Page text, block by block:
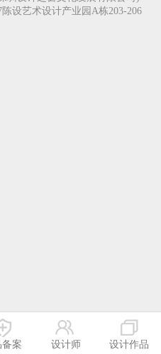
设艺术设计产业园A栋203-206
案 设计师 设计作品